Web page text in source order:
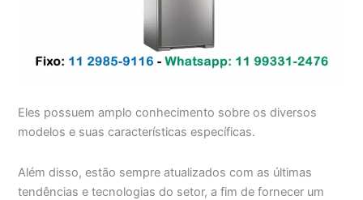
Eles possuem amplo conhecimento sobre os diversos
modelos e suas características específicas.
Além disso, estão sempre atualizados com as últimas
tendências e tecnologias do setor, a fim de fornecer um